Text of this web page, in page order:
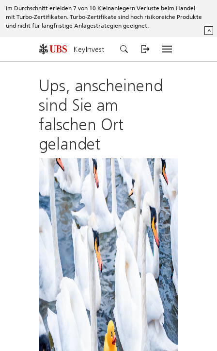
Im Durchschnitt erleiden 7 von 10 Kleinanlegern Verluste beim Handel
mit Turbo-Zertifikaten. Turbo-Zertifikate sind hoch risikoreiche Produkte
und nicht für langfristige Anlagestrategien geeignet.
^
KeyInvest
Ups, anscheinend
sind Sie am
falschen Ort
gelandet